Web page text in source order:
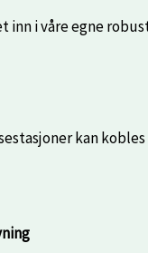
inn i våre egne
kan